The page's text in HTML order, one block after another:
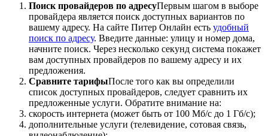
Поиск провайдеров по адресуПервым шагом в выборе
провайдера является поиск доступных вариантов по
вашему адресу. На сайте Питер Онлайн есть удобный
поиск по адресу. Введите данные: улицу и номер дома,
начните поиск. Через несколько секунд система покажет
вам доступных провайдеров по вашему адресу и их
предложения.
Сравните тарифыПосле того как вы определили
список доступных провайдеров, следует сравнить их
предложенные услуги. Обратите внимание на:
скорость интернета (может быть от 100 Мб/с до 1 Гб/с);
дополнительные услуги (телевидение, сотовая связь,